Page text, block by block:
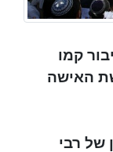
קמו
האישה
של רבי